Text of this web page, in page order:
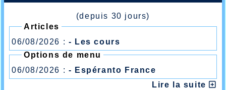
(depuis 30 jours)
Articles
06/08/2026 : - Les cours
Options de menu
06/08/2026 : - Espéranto France
Lire la suite